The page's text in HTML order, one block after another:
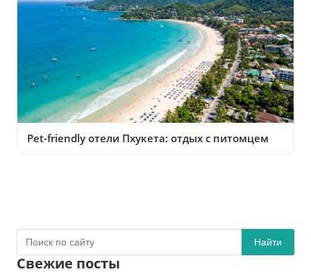
Pet-friendly отели Пхукета: отдых с питомцем
Найти
Свежие посты